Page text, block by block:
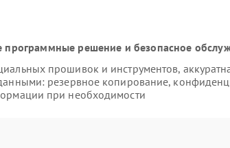
программные решение и безопасное
прошивок и инструментов,
резервное копирование,
при необходимости